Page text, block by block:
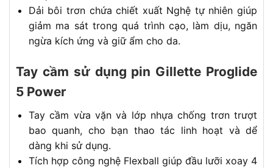
Dải bôi trơn chứa chiết xuất Nghệ tự nhiên giúp
giảm ma sát trong quá trình cạo, làm dịu, ngăn
ngừa kích ứng và giữ ẩm cho da.
Tay cầm sử dụng pin Gillette Proglide
5 Power
Tay cầm vừa vặn và lớp nhựa chống trơn trượt
bao quanh, cho bạn thao tác linh hoạt và dể
dàng khi sử dụng.
Tích hợp công nghệ Flexball giúp đầu lưỡi xoay 4